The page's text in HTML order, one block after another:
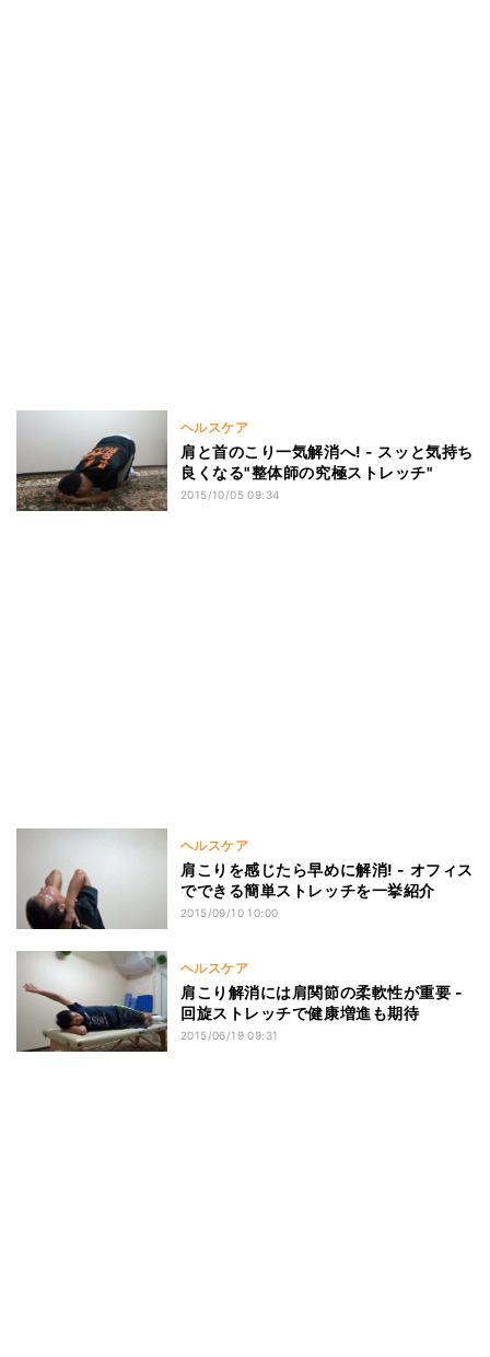
ヘルスケア
肩と首のこり一気解消へ! - スッと気持ち
良くなる"整体師の究極ストレッチ"
2015/10/05 09:34
ヘルスケア
肩こりを感じたら早めに解消! - オフィス
でできる簡単ストレッチを一挙紹介
2015/09/10 10:00
ヘルスケア
肩こり解消には肩関節の柔軟性が重要 -
回旋ストレッチで健康増進も期待
2015/06/19 09:31